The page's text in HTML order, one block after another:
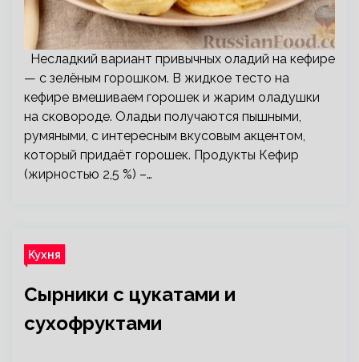
Несладкий вариант привычных оладий на кефире
— с зелёным горошком. В жидкое тесто на
кефире вмешиваем горошек и жарим оладушки
на сковороде. Оладьи получаются пышными,
румяными, с интересным вкусовым акцентом,
который придаёт горошек. Продукты Кефир
(жирностью 2,5 %) –…
Кухня
Сырники с цукатами и
сухофруктами